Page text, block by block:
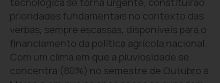
prioridades fundamentais no contexto das
verbas, sempre escassas, disponíveis para o
financiamento da política agrícola nacional.
Com um clima em que a pluviosidade se
concentra (80%) no semestre de Outubro a